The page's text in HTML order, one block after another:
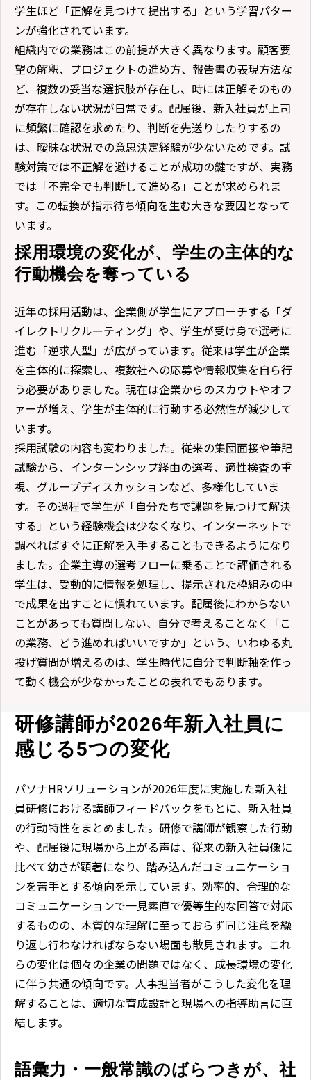
学生ほど「正解を見つけて提出する」という学習パター
ンが強化されています。
組織内での業務はこの前提が大きく異なります。顧客要
望の解釈、プロジェクトの進め方、報告書の表現方法な
ど、複数の妥当な選択肢が存在し、時には正解そのもの
が存在しない状況が日常です。配属後、新入社員が上司
に頻繁に確認を求めたり、判断を先送りしたりするの
は、曖昧な状況での意思決定経験が少ないためです。試
験対策では不正解を避けることが成功の鍵ですが、実務
では「不完全でも判断して進める」ことが求められま
す。この転換が指示待ち傾向を生む大きな要因となって
います。
採用環境の変化が、学生の主体的な
行動機会を奪っている
近年の採用活動は、企業側が学生にアプローチする「ダ
イレクトリクルーティング」や、学生が受け身で選考に
進む「逆求人型」が広がっています。従来は学生が企業
を主体的に探索し、複数社への応募や情報収集を自ら行
う必要がありました。現在は企業からのスカウトやオフ
ァーが増え、学生が主体的に行動する必然性が減少して
います。
採用試験の内容も変わりました。従来の集団面接や筆記
試験から、インターンシップ経由の選考、適性検査の重
視、グループディスカッションなど、多様化していま
す。その過程で学生が「自分たちで課題を見つけて解決
する」という経験機会は少なくなり、インターネットで
調べればすぐに正解を入手することもできるようになり
ました。企業主導の選考フローに乗ることで評価される
学生は、受動的に情報を処理し、提示された枠組みの中
で成果を出すことに慣れています。配属後にわからない
ことがあっても質問しない、自分で考えることなく「こ
の業務、どう進めればいいですか」という、いわゆる丸
投げ質問が増えるのは、学生時代に自分で判断軸を作っ
て動く機会が少なかったことの表れでもあります。
研修講師が2026年新入社員に
感じる5つの変化
パソナHRソリューションが2026年度に実施した新入社
員研修における講師フィードバックをもとに、新入社員
の行動特性をまとめました。研修で講師が観察した行動
や、配属後に現場から上がる声は、従来の新入社員像に
比べて幼さが顕著になり、踏み込んだコミュニケーショ
ンを苦手とする傾向を示しています。効率的、合理的な
コミュニケーションで一見素直で優等生的な回答で対応
するものの、本質的な理解に至っておらず同じ注意を繰
り返し行わなければならない場面も散見されます。これ
らの変化は個々の企業の問題ではなく、成長環境の変化
に伴う共通の傾向です。人事担当者がこうした変化を理
解することは、適切な育成設計と現場への指導助言に直
結します。
語彙力・一般常識のばらつきが、社